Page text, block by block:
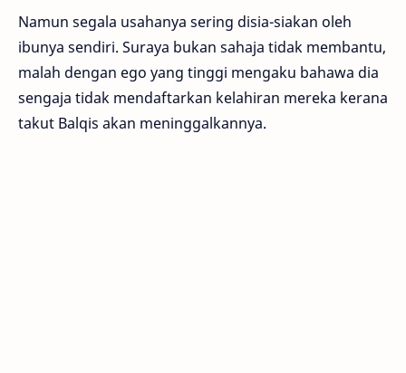
Namun segala usahanya sering disia-siakan oleh
ibunya sendiri. Suraya bukan sahaja tidak membantu,
malah dengan ego yang tinggi mengaku bahawa dia
sengaja tidak mendaftarkan kelahiran mereka kerana
takut Balqis akan meninggalkannya.